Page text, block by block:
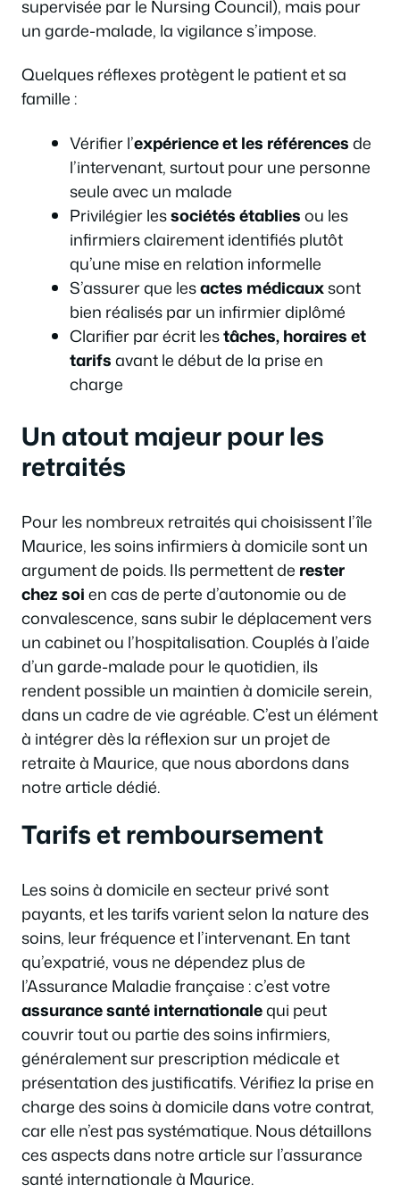
supervisée par le Nursing Council), mais pour
un garde-malade, la vigilance s’impose.
Quelques réflexes protègent le patient et sa
famille :
Vérifier l’expérience et les référencesde
l’intervenant, surtout pour une personne
seule avec un malade
Privilégier lessociétés établiesou les
infirmiers clairement identifiés plutôt
qu’une mise en relation informelle
S’assurer que lesactes médicauxsont
bien réalisés par un infirmier diplômé
Clarifier par écrit lestâches, horaires et
tarifsavant le début de la prise en
charge
Un atout majeur pour les
retraités
Pour les nombreux retraités qui choisissent l’île
Maurice, les soins infirmiers à domicile sont un
argument de poids. Ils permettent de rester
chez soien cas de perte d’autonomie ou de
convalescence, sans subir le déplacement vers
un cabinet ou l’hospitalisation. Couplés à l’aide
d’un garde-malade pour le quotidien, ils
rendent possible un maintien à domicile serein,
dans un cadre de vie agréable. C’est un élément
à intégrer dès la réflexion sur un projet de
retraite à Maurice, que nous abordons dans
notre article dédié.
Tarifs et remboursement
Les soins à domicile en secteur privé sont
payants, et les tarifs varient selon la nature des
soins, leur fréquence et l’intervenant. En tant
qu’expatrié, vous ne dépendez plus de
l’Assurance Maladie française : c’est votre
assurance santé internationalequi peut
couvrir tout ou partie des soins infirmiers,
généralement sur prescription médicale et
présentation des justificatifs. Vérifiez la prise en
charge des soins à domicile dans votre contrat,
car elle n’est pas systématique. Nous détaillons
ces aspects dans notre article sur l’assurance
santé internationale à Maurice.